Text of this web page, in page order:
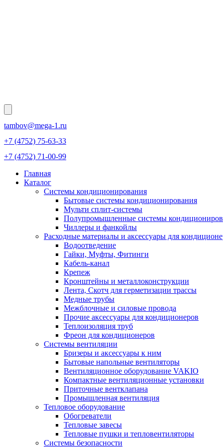
tambov@mega-1.ru
+7 (4752) 75-63-33
+7 (4752) 71-00-99
Главная
Каталог
Системы кондиционирования
Бытовые системы кондиционирования
Мульти сплит-системы
Полупромышленные системы
Чиллеры и фанкойлы
Расходные материалы и аксессуары для
Водоотведение
Гайки, Муфты, Фитинги
Кабель-канал
Крепеж
Кронштейны и металлоконструкции
Лента, Скотч для герметизации трассы
Медные трубы
Межблочные и силовые провода
Прочие аксессуары для кондиционеров
Теплоизоляция труб
Фреон для кондиционеров
Системы вентиляции
Бризеры и аксессуары к ним
Бытовые напольные вентиляторы
Вентиляционное оборудование VAKIO
Компактные вентиляционные установки
Приточные вентклапана
Промышленная вентиляция
Тепловое оборудование
Обогреватели
Тепловые завесы
Тепловые пушки и тепловентиляторы
Системы безопасности